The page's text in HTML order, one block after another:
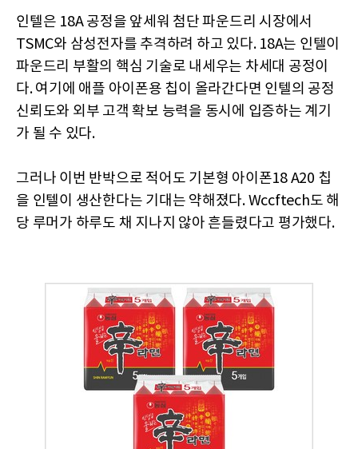
인텔은 18A 공정을 앞세워 첨단 파운드리 시장에서
TSMC와 삼성전자를 추격하려 하고 있다. 18A는 인텔이
파운드리 부활의 핵심 기술로 내세우는 차세대 공정이
다. 여기에 애플 아이폰용 칩이 올라간다면 인텔의 공정
신뢰도와 외부 고객 확보 능력을 동시에 입증하는 계기
가 될 수 있다.
그러나 이번 반박으로 적어도 기본형 아이폰18 A20 칩
을 인텔이 생산한다는 기대는 약해졌다. Wccftech도 해
당 루머가 하루도 채 지나지 않아 흔들렸다고 평가했다.